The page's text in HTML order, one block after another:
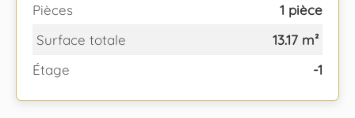
Pièces
1 pièce
Surface totale
13.17 m²
Étage
-1